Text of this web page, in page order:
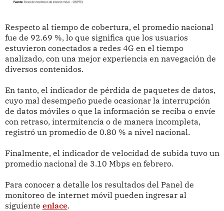
Respecto al tiempo de cobertura, el promedio nacional
fue de 92.69 %, lo que significa que los usuarios
estuvieron conectados a redes 4G en el tiempo
analizado, con una mejor experiencia en navegación de
diversos contenidos.
En tanto, el indicador de pérdida de paquetes de datos,
cuyo mal desempeño puede ocasionar la interrupción
de datos móviles o que la información se reciba o envíe
con retraso, intermitencia o de manera incompleta,
registró un promedio de 0.80 % a nivel nacional.
Finalmente, el indicador de velocidad de subida tuvo un
promedio nacional de 3.10 Mbps en febrero.
Para conocer a detalle los resultados del Panel de
monitoreo de internet móvil pueden ingresar al
siguiente enlace.